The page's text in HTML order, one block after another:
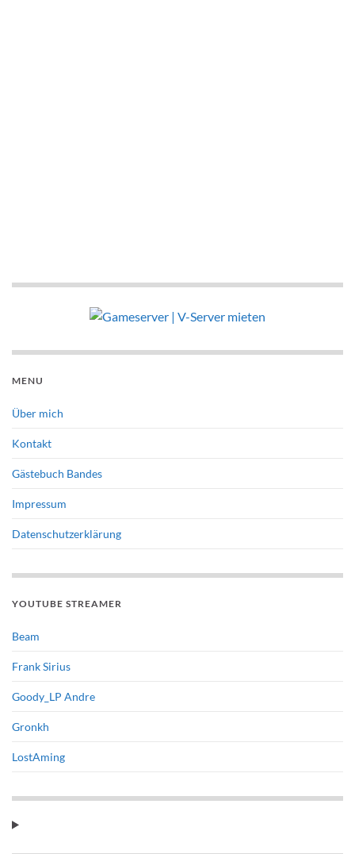
MENU
Über mich
Kontakt
Gästebuch Bandes
Impressum
Datenschutzerklärung
YOUTUBE STREAMER
Beam
Frank Sirius
Goody_LP Andre
Gronkh
LostAming